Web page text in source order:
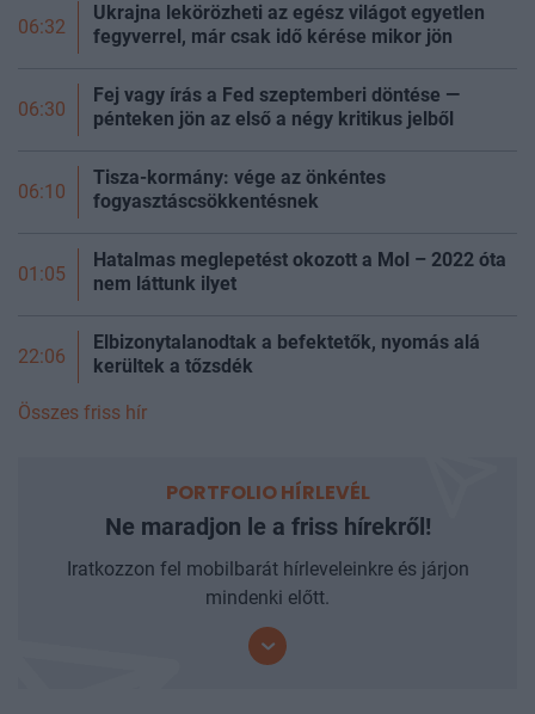
06:32
Ukrajna lekörözheti az egész világot egyetlen
fegyverrel, már csak idő kérése mikor jön
06:30
Fej vagy írás a Fed szeptemberi döntése —
pénteken jön az első a négy kritikus jelből
06:10
Tisza-kormány: vége az önkéntes
fogyasztáscsökkentésnek
01:05
Hatalmas meglepetést okozott a Mol – 2022 óta
nem láttunk ilyet
22:06
Elbizonytalanodtak a befektetők, nyomás alá
kerültek a tőzsdék
Összes friss hír
PORTFOLIO HÍRLEVÉL
Ne maradjon le a friss hírekről!
Iratkozzon fel mobilbarát hírleveleinkre és járjon
mindenki előtt.